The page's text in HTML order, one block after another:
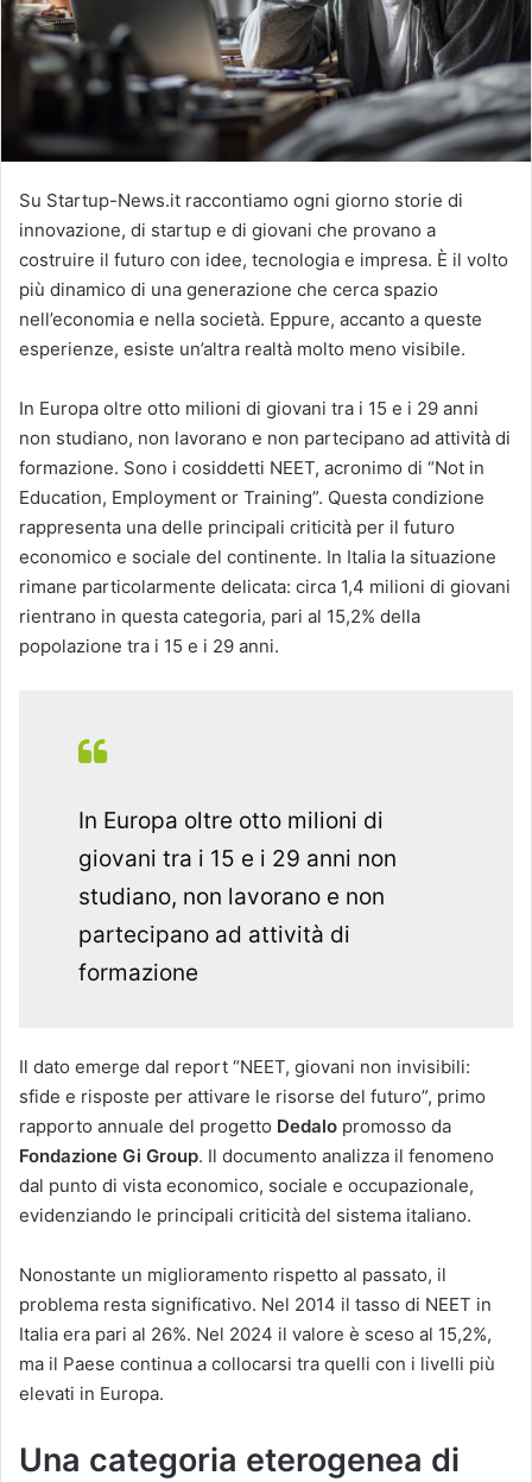
Su Startup-News.it raccontiamo ogni giorno storie di
innovazione, di startup e di giovani che provano a
costruire il futuro con idee, tecnologia e impresa. È il volto
più dinamico di una generazione che cerca spazio
nell’economia e nella società. Eppure, accanto a queste
esperienze, esiste un’altra realtà molto meno visibile.
In Europa oltre otto milioni di giovani tra i 15 e i 29 anni
non studiano, non lavorano e non partecipano ad attività di
formazione. Sono i cosiddetti NEET, acronimo di “Not in
Education, Employment or Training”. Questa condizione
rappresenta una delle principali criticità per il futuro
economico e sociale del continente. In Italia la situazione
rimane particolarmente delicata: circa 1,4 milioni di giovani
rientrano in questa categoria, pari al 15,2% della
popolazione tra i 15 e i 29 anni.
In Europa oltre otto milioni di
giovani tra i 15 e i 29 anni non
studiano, non lavorano e non
partecipano ad attività di
formazione
Il dato emerge dal report “NEET, giovani non invisibili:
sfide e risposte per attivare le risorse del futuro”, primo
rapporto annuale del progetto Dedalo promosso da
Fondazione Gi Group. Il documento analizza il fenomeno
dal punto di vista economico, sociale e occupazionale,
evidenziando le principali criticità del sistema italiano.
Nonostante un miglioramento rispetto al passato, il
problema resta significativo. Nel 2014 il tasso di NEET in
Italia era pari al 26%. Nel 2024 il valore è sceso al 15,2%,
ma il Paese continua a collocarsi tra quelli con i livelli più
elevati in Europa.
Una categoria eterogenea di